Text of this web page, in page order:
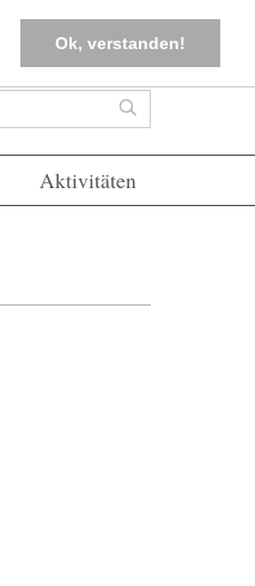
Ok, verstanden!
FAQs Einloggen
Suche
Aktivitäten